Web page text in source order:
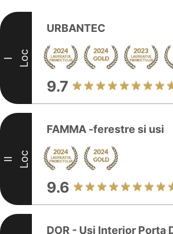
I Loc
URBANTEC
9.7
II Loc
FAMMA -ferestre si usi
9.6
DOR - Usi Interior Porta